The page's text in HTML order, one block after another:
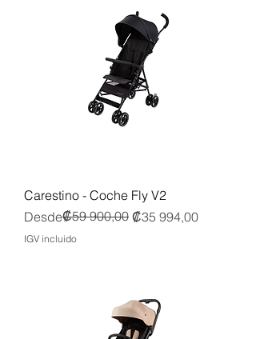
Carestino - Coche Fly V2
Desde
Precio₡59 900,00 ₡35 994,00
Precio de oferta
IGV incluido